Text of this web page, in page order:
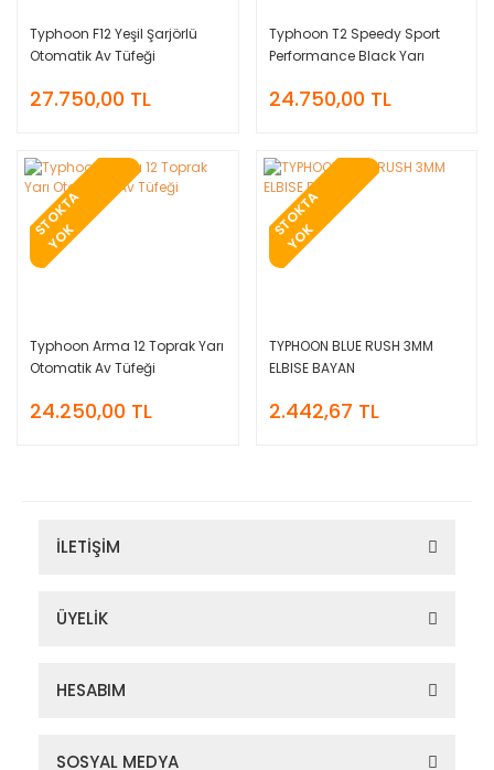
Typhoon F12 Yeşil Şarjörlü
Otomatik Av Tüfeği
27.750,00 TL
Typhoon T2 Speedy Sport
Performance Black Yarı
24.750,00 TL
S
T
O
K
T
A
Y
O
K
Typhoon Arma 12 Toprak Yarı
Otomatik Av Tüfeği
24.250,00 TL
S
T
O
K
T
A
Y
O
K
TYPHOON BLUE RUSH 3MM
ELBISE BAYAN
2.442,67 TL
İLETİŞİM
ÜYELİK
HESABIM
SOSYAL MEDYA